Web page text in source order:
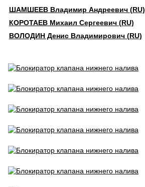
ШАМШЕЕВ Владимир Андреевич (RU)
КОРОТАЕВ Михаил Сергеевич (RU)
ВОЛОДИН Денис Владимирович (RU)